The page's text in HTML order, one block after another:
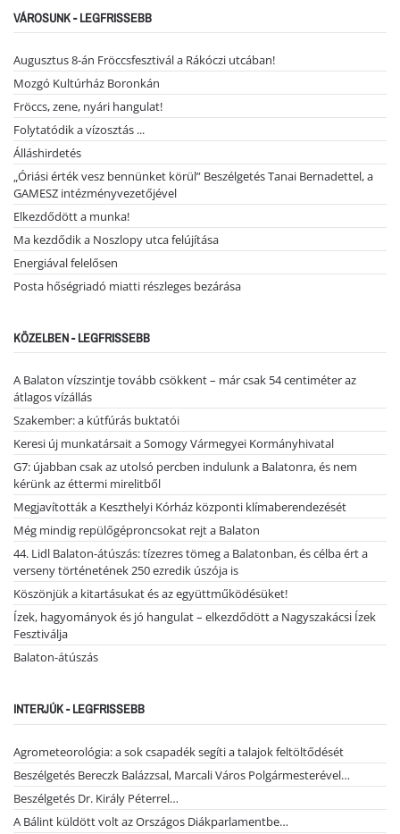
VÁROSUNK - LEGFRISSEBB
Augusztus 8-án Fröccsfesztivál a Rákóczi utcában!
Mozgó Kultúrház Boronkán
Fröccs, zene, nyári hangulat!
Folytatódik a vízosztás ...
Álláshirdetés
„Óriási érték vesz bennünket körül” Beszélgetés Tanai Bernadettel, a
GAMESZ intézményvezetőjével
Elkezdődött a munka!
Ma kezdődik a Noszlopy utca felújítása
Energiával felelősen
Posta hőségriadó miatti részleges bezárása
KÖZELBEN - LEGFRISSEBB
A Balaton vízszintje tovább csökkent – már csak 54 centiméter az
átlagos vízállás
Szakember: a kútfúrás buktatói
Keresi új munkatársait a Somogy Vármegyei Kormányhivatal
G7: újabban csak az utolsó percben indulunk a Balatonra, és nem
kérünk az éttermi mirelitből
Megjavították a Keszthelyi Kórház központi klímaberendezését
Még mindig repülőgéproncsokat rejt a Balaton
44. Lidl Balaton-átúszás: tízezres tömeg a Balatonban, és célba ért a
verseny történetének 250 ezredik úszója is
Köszönjük a kitartásukat és az együttműködésüket!
Ízek, hagyományok és jó hangulat – elkezdődött a Nagyszakácsi Ízek
Fesztiválja
Balaton-átúszás
INTERJÚK - LEGFRISSEBB
Agrometeorológia: a sok csapadék segíti a talajok feltöltődését
Beszélgetés Bereczk Balázzsal, Marcali Város Polgármesterével…
Beszélgetés Dr. Király Péterrel…
A Bálint küldött volt az Országos Diákparlamentbe…